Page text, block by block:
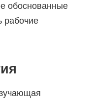
обоснованные
рабочие